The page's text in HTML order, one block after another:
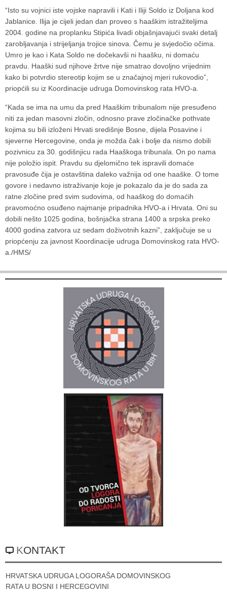
“Isto su vojnici iste vojske napravili i Kati i Iliji Soldo iz Doljana kod
Jablanice. Ilija je cijeli jedan dan proveo s haaškim istražiteljima
2004. godine na proplanku Stipića livadi objašnjavajući svaki detalj
zarobljavanja i strijeljanja trojice sinova. Čemu je svjedočio očima.
Umro je kao i Kata Soldo ne dočekavši ni haašku, ni domaću
pravdu. Haaški sud njihove žrtve nije smatrao dovoljno vrijednim
kako bi potvrdio stereotip kojim se u značajnoj mjeri rukovodio”,
priopćili su iz Koordinacije udruga Domovinskog rata HVO-a.
“Kada se ima na umu da pred Haaškim tribunalom nije presuđeno
niti za jedan masovni zločin, odnosno prave zločinačke pothvate
kojima su bili izloženi Hrvati središnje Bosne, dijela Posavine i
sjeverne Hercegovine, onda je možda čak i bolje da nismo dobili
pozivnicu za 30. godišnjicu rada Haaškoga tribunala. On po nama
nije položio ispit. Pravdu su djelomično tek ispravili domaće
pravosuđe čija je ostavština daleko važnija od one haaške. O tome
govore i nedavno istraživanje koje je pokazalo da je do sada za
ratne zločine pred svim sudovima, od haaškog do domaćih
pravomoćno osuđeno najmanje pripadnika HVO-a i Hrvata. Oni su
dobili nešto 1025 godina, bošnjačka strana 1400 a srpska preko
4000 godina zatvora uz sedam doživotnih kazni”, zaključuje se u
priopćenju za javnost Koordinacije udruga Domovinskog rata HVO-
a./HMS/
KONTAKT
HRVATSKA UDRUGA LOGORAŠA DOMOVINSKOG
RATA U BOSNI I HERCEGOVINI